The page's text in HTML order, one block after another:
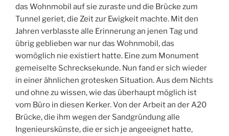
das Wohnmobil auf sie zuraste und die Brücke zum
Tunnel geriet, die Zeit zur Ewigkeit machte. Mit den
Jahren verblasste alle Erinnerung an jenen Tag und
übrig geblieben war nur das Wohnmobil, das
womöglich nie existiert hatte. Eine zum Monument
gemeiselte Schrecksekunde. Nun fand er sich wieder
in einer ähnlichen grotesken Situation. Aus dem Nichts
und ohne zu wissen, wie das überhaupt möglich ist
vom Büro in diesen Kerker. Von der Arbeit an der A20
Brücke, die ihm wegen der Sandgründung alle
Ingenieurskünste, die er sich je angeeignet hatte,